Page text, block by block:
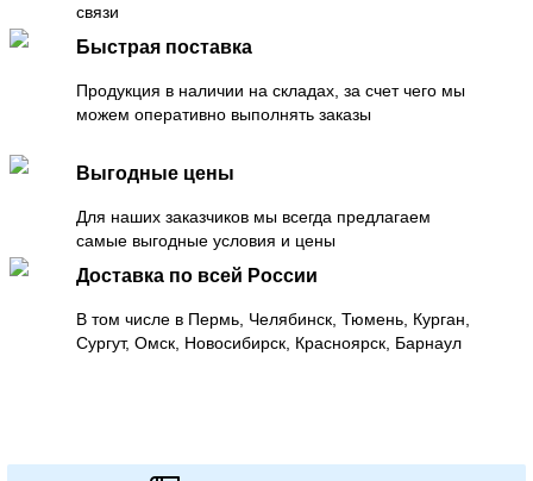
связи
Быстрая поставка
Продукция в наличии на складах, за счет чего мы
можем оперативно выполнять заказы
Выгодные цены
Для наших заказчиков мы всегда предлагаем
самые выгодные условия и цены
Доставка по всей России
В том числе в Пермь, Челябинск, Тюмень, Курган,
Сургут, Омск, Новосибирск, Красноярск, Барнаул